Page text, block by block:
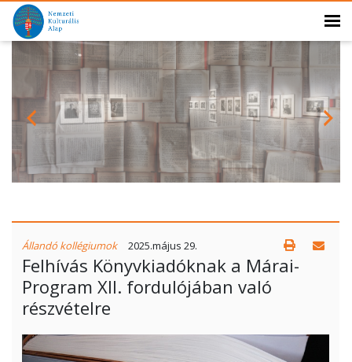
Állandó kollégiumok 2025.május 29.
Felhívás Könyvkiadóknak a Márai-
Program XII. fordulójában való
részvételre